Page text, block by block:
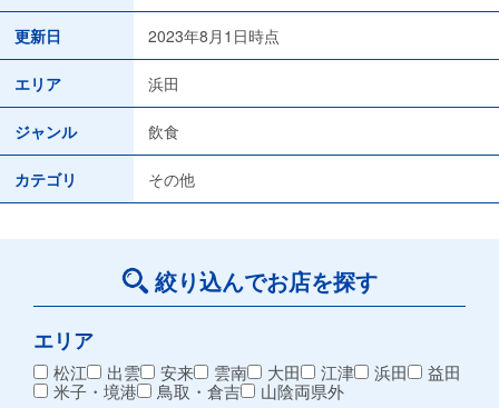
更新日 2023年8月1日時点
エリア 浜田
ジャンル 飲食
カテゴリ その他
絞り込んでお店を探す
エリア
松江 出雲 安来 雲南 大田 江津 浜田
益田
米子・境港
鳥取・倉吉 山陰両県外